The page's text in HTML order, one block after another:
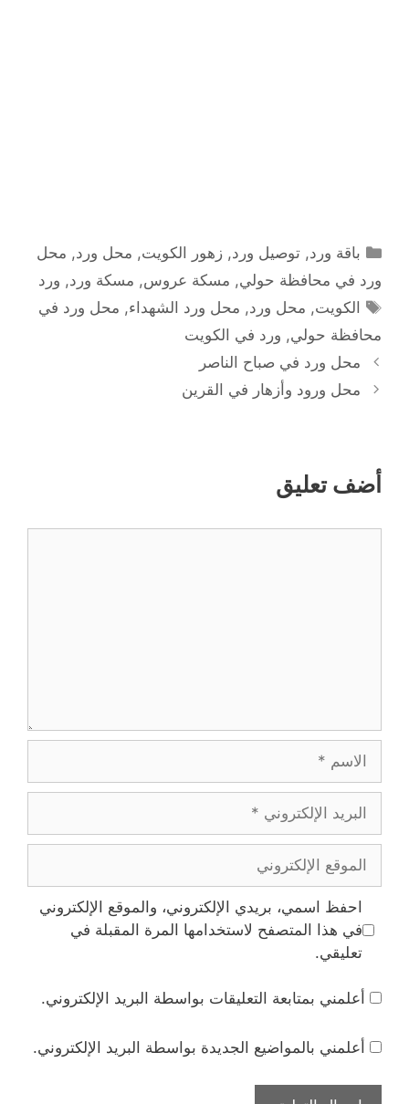
التصنيفات
باقة ورد,توصيل ورد,زهور الكويت, محل ورد, محل
ورد في محافظة حولي, مسكة عروس, مسكة ورد, ورد
الوسوم
الكويت, محل ورد, محل ورد الشهداء, محل ورد في
محافظة حولي, ورد في الكويت
محل ورد في صباح الناصر
محل ورود وأزهار في القرين
أضف تعليق
الإلكتروني
الإلكتروني
احفظ اسمي، بريدي الإلكتروني، والموقع الإلكتروني
في هذا المتصفح لاستخدامها المرة المقبلة في
تعليقي.
أعلمني بمتابعة التعليقات بواسطة البريد الإلكتروني.
أعلمني بالمواضيع الجديدة بواسطة البريد الإلكتروني.